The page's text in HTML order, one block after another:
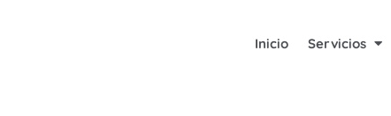
Inicio Servicios